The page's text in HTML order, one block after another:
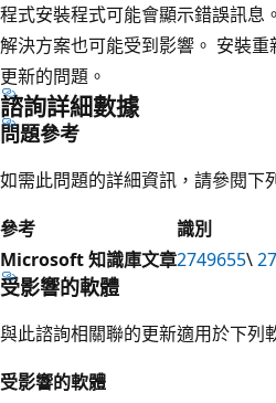
程式安裝程式可能會顯示錯誤訊息
解決方案也可能受到影響。 安裝
更新的問題。
諮詢詳細數據
問題參考
如需此問題的詳細資訊，請參閱下
參考
識別
Microsoft 知識庫文章2749655\
受影響的軟體
與此諮詢相關聯的更新適用於下列
受影響的軟體